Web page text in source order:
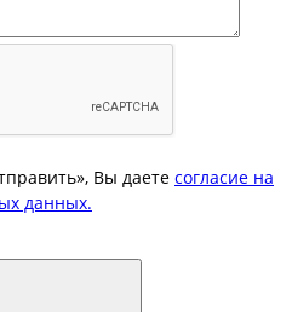
Вы даете согласие на
данных.